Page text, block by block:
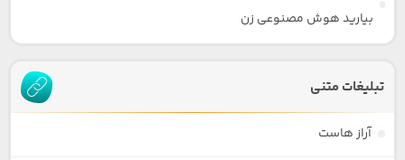
بیارید هوش مصنوعی زن
تبلیغات متنی
آراز هاست